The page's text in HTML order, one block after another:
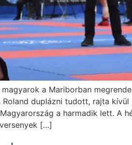
a Mariborban
duplázni tudott, rajta kívül
a harmadik lett. A
[…]